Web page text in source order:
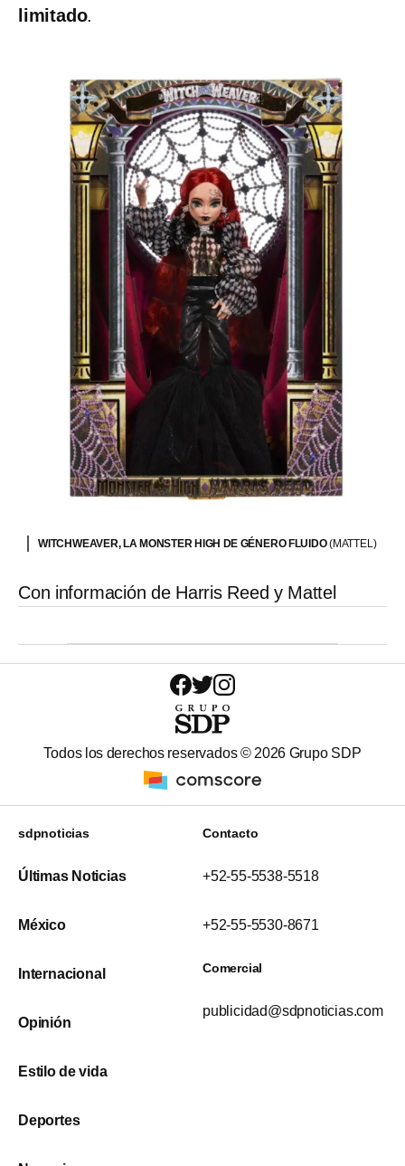
limitado.
WITCHWEAVER, LA MONSTER HIGH DE GÉNERO FLUIDO(MATTEL)
Con información de Harris Reed y Mattel
Todos los derechos reservados © 2026 Grupo SDP
sdpnoticias
Últimas Noticias
México
Internacional
Opinión
Estilo de vida
Deportes
Contacto
+52-55-5538-5518
+52-55-5530-8671
Comercial
publicidad@sdpnoticias.com